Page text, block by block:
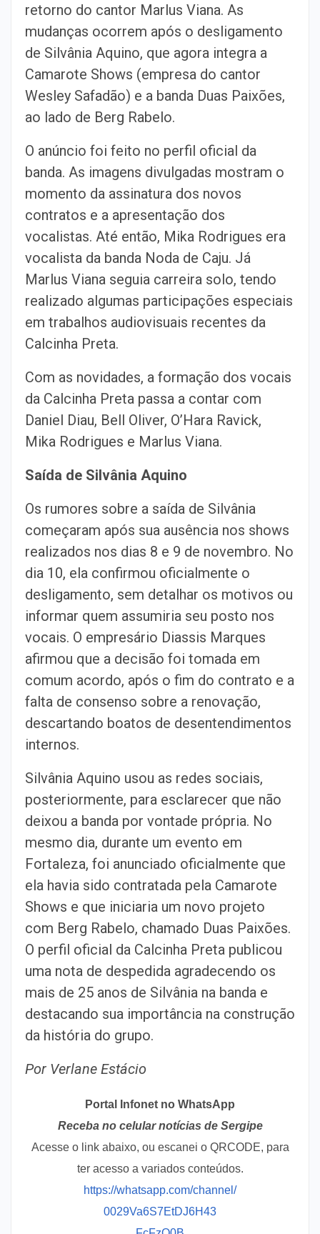
retorno do cantor Marlus Viana. As
mudanças ocorrem após o desligamento
de Silvânia Aquino, que agora integra a
Camarote Shows (empresa do cantor
Wesley Safadão) e a banda Duas Paixões,
ao lado de Berg Rabelo.
O anúncio foi feito no perfil oficial da
banda. As imagens divulgadas mostram o
momento da assinatura dos novos
contratos e a apresentação dos
vocalistas. Até então, Mika Rodrigues era
vocalista da banda Noda de Caju. Já
Marlus Viana seguia carreira solo, tendo
realizado algumas participações especiais
em trabalhos audiovisuais recentes da
Calcinha Preta.
Com as novidades, a formação dos vocais
da Calcinha Preta passa a contar com
Daniel Diau, Bell Oliver, O’Hara Ravick,
Mika Rodrigues e Marlus Viana.
Saída de Silvânia Aquino
Os rumores sobre a saída de Silvânia
começaram após sua ausência nos shows
realizados nos dias 8 e 9 de novembro. No
dia 10, ela confirmou oficialmente o
desligamento, sem detalhar os motivos ou
informar quem assumiria seu posto nos
vocais. O empresário Diassis Marques
afirmou que a decisão foi tomada em
comum acordo, após o fim do contrato e a
falta de consenso sobre a renovação,
descartando boatos de desentendimentos
internos.
Silvânia Aquino usou as redes sociais,
posteriormente, para esclarecer que não
deixou a banda por vontade própria. No
mesmo dia, durante um evento em
Fortaleza, foi anunciado oficialmente que
ela havia sido contratada pela Camarote
Shows e que iniciaria um novo projeto
com Berg Rabelo, chamado Duas Paixões.
O perfil oficial da Calcinha Preta publicou
uma nota de despedida agradecendo os
mais de 25 anos de Silvânia na banda e
destacando sua importância na construção
da história do grupo.
Por Verlane Estácio
Portal Infonet no WhatsApp
Receba no celular notícias de Sergipe
Acesse o link abaixo, ou escanei o QRCODE, para
ter acesso a variados conteúdos.
https://whatsapp.com/channel/
0029Va6S7EtDJ6H43